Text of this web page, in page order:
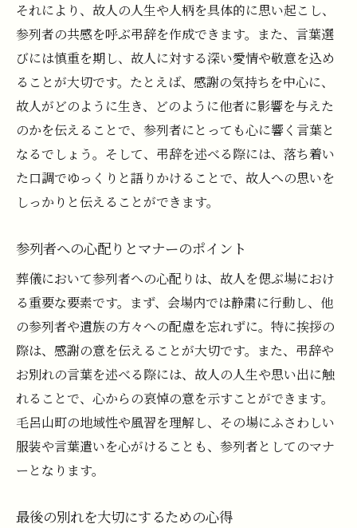
それにより、故人の人生や人柄を具体的に思い起こし、
参列者の共感を呼ぶ弔辞を作成できます。また、言葉選
びには慎重を期し、故人に対する深い愛情や敬意を込め
ることが大切です。たとえば、感謝の気持ちを中心に、
故人がどのように生き、どのように他者に影響を与えた
のかを伝えることで、参列者にとっても心に響く言葉と
なるでしょう。そして、弔辞を述べる際には、落ち着い
た口調でゆっくりと語りかけることで、故人への思いを
しっかりと伝えることができます。
参列者への心配りとマナーのポイント
葬儀において参列者への心配りは、故人を偲ぶ場におけ
る重要な要素です。まず、会場内では静粛に行動し、他
の参列者や遺族の方々への配慮を忘れずに。特に挨拶の
際は、感謝の意を伝えることが大切です。また、弔辞や
お別れの言葉を述べる際には、故人の人生や思い出に触
れることで、心からの哀悼の意を示すことができます。
毛呂山町の地域性や風習を理解し、その場にふさわしい
服装や言葉遣いを心がけることも、参列者としてのマナ
ーとなります。
最後の別れを大切にするための心得